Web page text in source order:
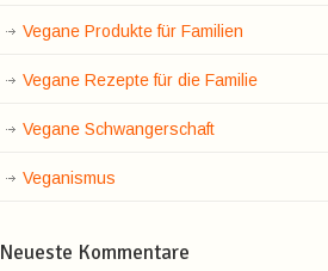
Vegane Produkte für Familien
Vegane Rezepte für die Familie
Vegane Schwangerschaft
Veganismus
Neueste Kommentare